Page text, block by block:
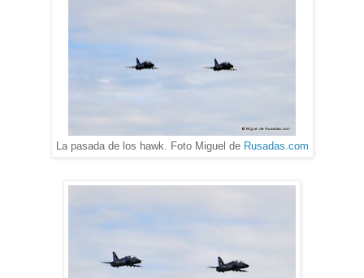
La pasada de los hawk. Foto Miguel de Rusadas.com